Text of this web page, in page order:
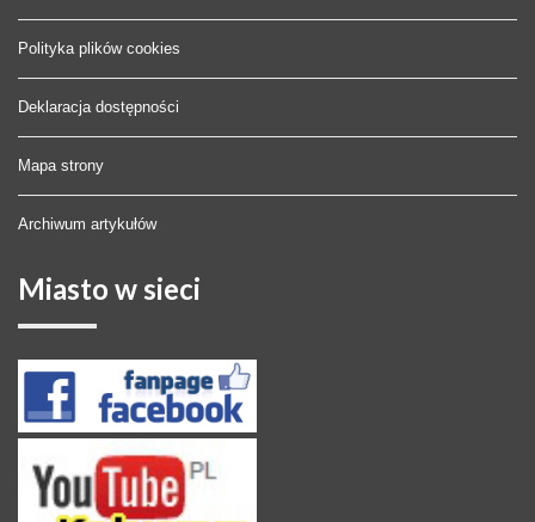
Polityka plików cookies
Deklaracja dostępności
Mapa strony
Archiwum artykułów
Miasto w sieci